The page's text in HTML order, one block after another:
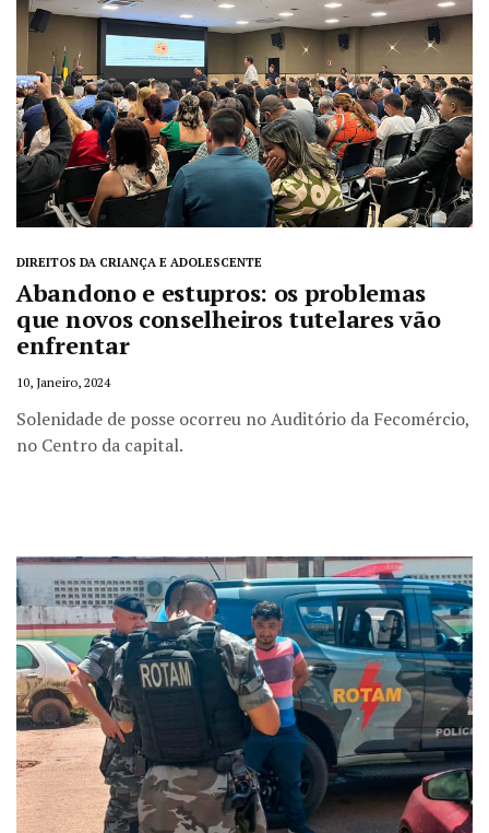
DIREITOS DA CRIANÇA E ADOLESCENTE
Abandono e estupros: os problemas
que novos conselheiros tutelares vão
enfrentar
10, Janeiro, 2024
Solenidade de posse ocorreu no Auditório da Fecomércio,
no Centro da capital.